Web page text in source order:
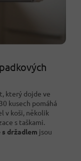
který dojde ve
kusech pomáhá
v koši, několik
s taškami.
s držadlem jsou